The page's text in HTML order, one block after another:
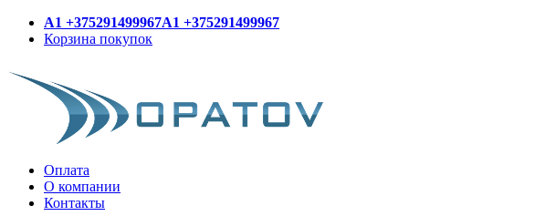
A1 +375291499967A1 +375291499967
Корзина покупок
Оплата
О компании
Контакты